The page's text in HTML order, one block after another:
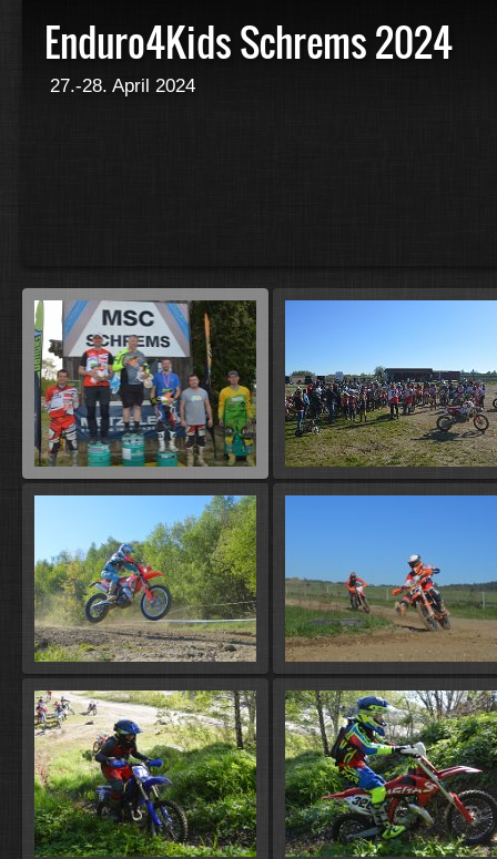
Enduro4Kids Schrems 2024
27.-28. April 2024